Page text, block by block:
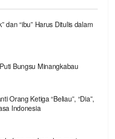
dan “ibu” Harus Ditulis dalam
Bungsu Minangkabau
Orang Ketiga “Beliau”, “Dia”,
Indonesia